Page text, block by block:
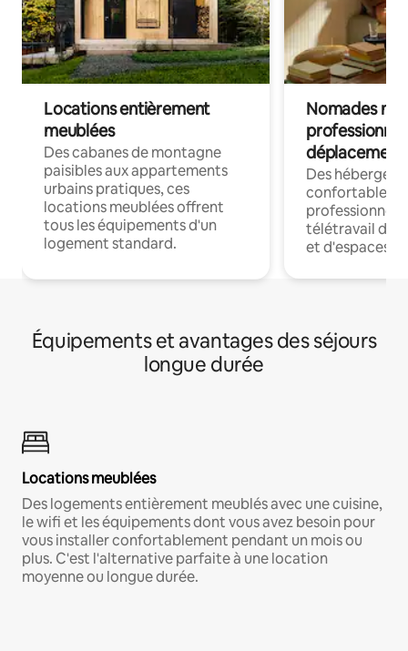
Locations entièrement
meublées
Des cabanes de montagne
paisibles aux appartements
urbains pratiques, ces
locations meublées offrent
tous les équipements d'un
logement standard.
Nomades
déplacement
Des
confortables
professionnels
télétravail
et d'espaces
Équipements et avantages des séjours
longue durée
Locations meublées
Des logements entièrement meublés avec une cuisine,
le wifi et les équipements dont vous avez besoin pour
vous installer confortablement pendant un mois ou
plus. C'est l'alternative parfaite à une location
moyenne ou longue durée.